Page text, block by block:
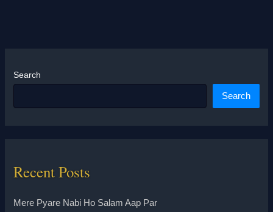
Search
Search
Recent Posts
Mere Pyare Nabi Ho Salam Aap Par